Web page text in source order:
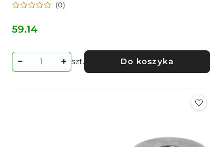
(0)
Cena:
59.14
szt. Do koszyka